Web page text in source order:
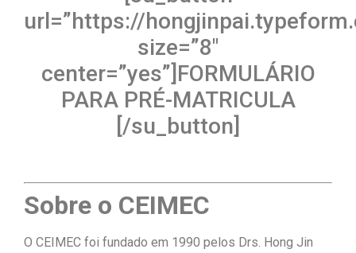
url=”https://
size=”8″
center=”yes”]FORMULÁRIO
PARA PRÉ-MATRICULA
[/su_button]
Sobre o CEIMEC
O CEIMEC foi fundado em 1990 pelos Drs. Hong Jin